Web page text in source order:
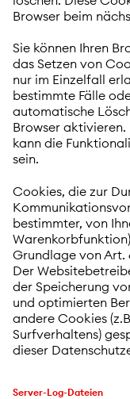
Browser beim
Sie können Ihren
das Setzen von
nur im Einzelfall
bestimmte Fälle
automatische
Browser
kann die
sein.
Cookies, die zur
bestimmter, von
Grundlage von Art.
Der
der Speicherung
und optimierten
andere Cookies
Surfverhaltens)
dieser
Server-Log-Dateien